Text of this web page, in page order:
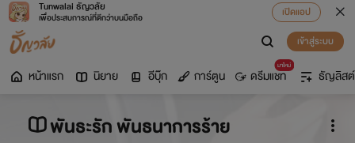
Tunwalai ธัญวลัย
เพื่อประสบการณ์ที่ดีกว่าบนมือถือ
เปิดแอป
เข้าสู่ระบบ
หน้าแรก นิยาย อีบุ๊ก การ์ตูน
มาใหม่
ดรีมแชท ธัญลิสต์
พันธะรัก พันธนาการร้าย